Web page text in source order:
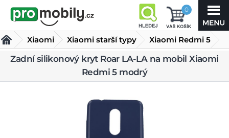
0
Xiaomi Xiaomi starší typy
Xiaomi Redmi 5
Kryty Xiaomi Redmi 5
Zadní silikonový kryt Roar LA-LA
na mobil Xiaomi Redmi 5 modrý
Zadní silikonový kryt Roar LA-LA na mobil Xiaomi
Redmi 5 modrý